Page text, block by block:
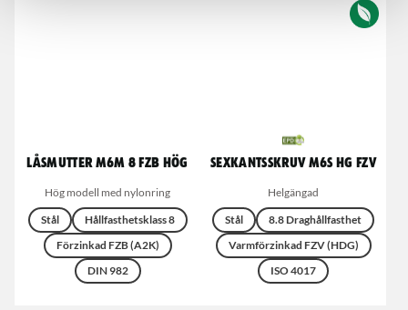
Låsmutter M6M 8 FZB Hög
Hög modell med nylonring
Stål
Hållfasthetsklass 8
Förzinkad FZB (A2K)
DIN 982
Sexkantsskruv M6S HG FZV
Helgängad
Stål
8.8 Draghållfasthet
Varmförzinkad FZV (HDG)
ISO 4017